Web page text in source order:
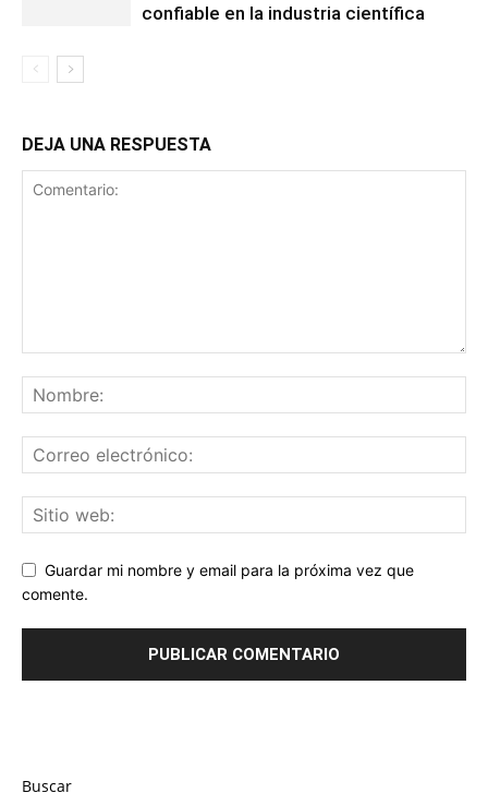
confiable en la industria científica
DEJA UNA RESPUESTA
Guardar mi nombre y email para la próxima vez que
comente.
Buscar